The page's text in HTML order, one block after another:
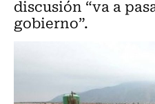
discusión “va a
gobierno”.